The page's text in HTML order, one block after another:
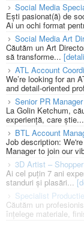
Social Media
Ești pasionat(ă) de
Ai un ochi format
Social Media Art
Căutăm un Art
să transforme...
ATL Account
We’re looking for an
and detail-oriented
Senior PR
La Golin Ketchum,
experiență, care știe...
BTL Account
Job description:
Manager to join our
3D Artist –
Ai cel puțin 7 ani
standuri și plasări...
Specialist
Căutăm un
înțelege materiale,